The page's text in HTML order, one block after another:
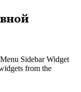
Sidebar Widget
from the